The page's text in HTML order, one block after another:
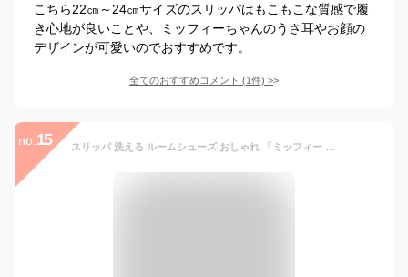
こちら22㎝～24㎝サイズのスリッパはもこもこな質感で履
き心地が良いことや、ミッフィーちゃんのうさ耳やお顔の
デザインが可愛いのでおすすめです。
全てのおすすめコメント (1件) >
no. 15 スリッパ 洗える ルームシューズ おしゃれ 「ミッフィー ムジ 前開き 外縫い リビング スリッパ 」室内 レディース 来客用 トイレ 通年 布 履きやすい 蒸れない キャラクター 送料無料 1足販売 愛和総業